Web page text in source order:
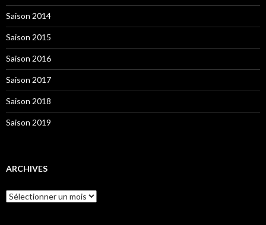
Saison 2014
Saison 2015
Saison 2016
Saison 2017
Saison 2018
Saison 2019
ARCHIVES
Archives